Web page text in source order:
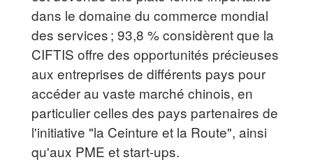
dans le domaine du commerce mondial
des services ; 93,8 % considèrent que la
CIFTIS offre des opportunités précieuses
aux entreprises de différents pays pour
accéder au vaste marché chinois, en
particulier celles des pays partenaires de
l'initiative "la Ceinture et la Route", ainsi
qu'aux PME et start-ups.